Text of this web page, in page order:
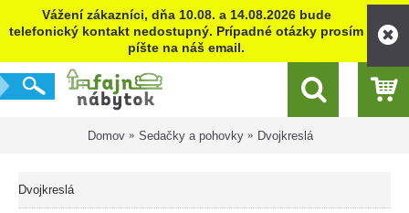
Vážení zákazníci, dňa 10.08. a 14.08.2026 bude
telefonický kontakt nedostupný. Prípadné otázky prosím
píšte na náš email.
Domov Sedačky a pohovky Dvojkreslá
Dvojkreslá